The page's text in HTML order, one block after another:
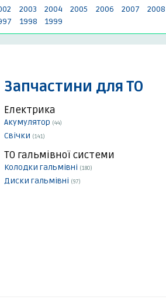
2003 2004 2005 2006 2007 2008
1998 1999
Запчастини для ТО
Електрика
Акумулятор (44)
Свічки (141)
ТО гальмівної системи
Колодки гальмівні (180)
Диски гальмівні (97)